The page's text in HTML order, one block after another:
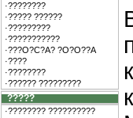
·????????
·????? ??????
·?????????
·???????????
·???O?C?A? ?O?O??A
·????
·????????
·?????? ?????????
?????
·???????? ??????????